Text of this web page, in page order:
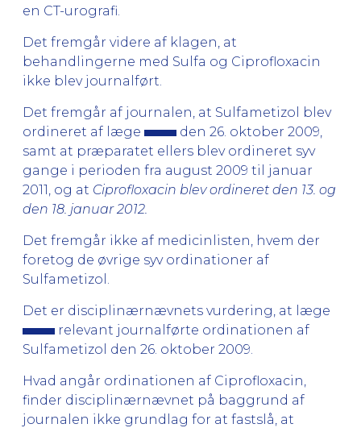
en CT-urografi.
Det fremgår videre af klagen, at
behandlingerne med Sulfa og Ciprofloxacin
ikke blev journalført.
Det fremgår af journalen, at Sulfametizol blev
ordineret af læge
den 26. oktober 2009,
samt at præparatet ellers blev ordineret syv
gange i perioden fra august 2009 til januar
2011, og at Ciprofloxacin blev ordineret den 13. og
den 18. januar 2012.
Det fremgår ikke af medicinlisten, hvem der
foretog de øvrige syv ordinationer af
Sulfametizol.
Det er disciplinærnævnets vurdering, at læge
relevant journalførte ordinationen af
Sulfametizol den 26. oktober 2009.
Hvad angår ordinationen af Ciprofloxacin,
finder disciplinærnævnet på baggrund af
journalen ikke grundlag for at fastslå, at